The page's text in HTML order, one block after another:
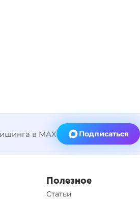
в MAX Подписаться
Полезное
Статьи